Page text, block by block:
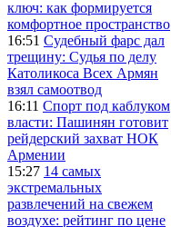
ключ: как формируется
комфортное пространство
16:51 Судебный фарс дал
трещину: Судья по делу
Католикоса Всех Армян
взял самоотвод
16:11 Спорт под каблуком
власти: Пашинян готовит
рейдерский захват НОК
Армении
15:27 14 самых
экстремальных
развлечений на свежем
воздухе: рейтинг по цене